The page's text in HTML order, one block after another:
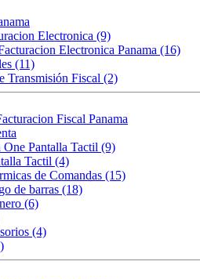
Electronica (9)
Electronica Panama (16)
(11)
Transmisión Fiscal (2)
Fiscal Panama
Pantalla Tactil (9)
Tactil (4)
de Comandas (15)
de barras (18)
(6)
(4)